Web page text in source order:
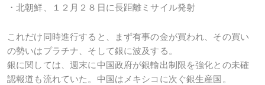
・北朝鮮、１２月２８日に長距離ミサイル発射
これだけ同時進行すると、まず有事の金が買われ、その買い
の勢いはプラチナ、そして銀に波及する。
銀に関しては、週末に中国政府が銀輸出制限を強化との未確
認報道も流れていた。中国はメキシコに次ぐ銀生産国。